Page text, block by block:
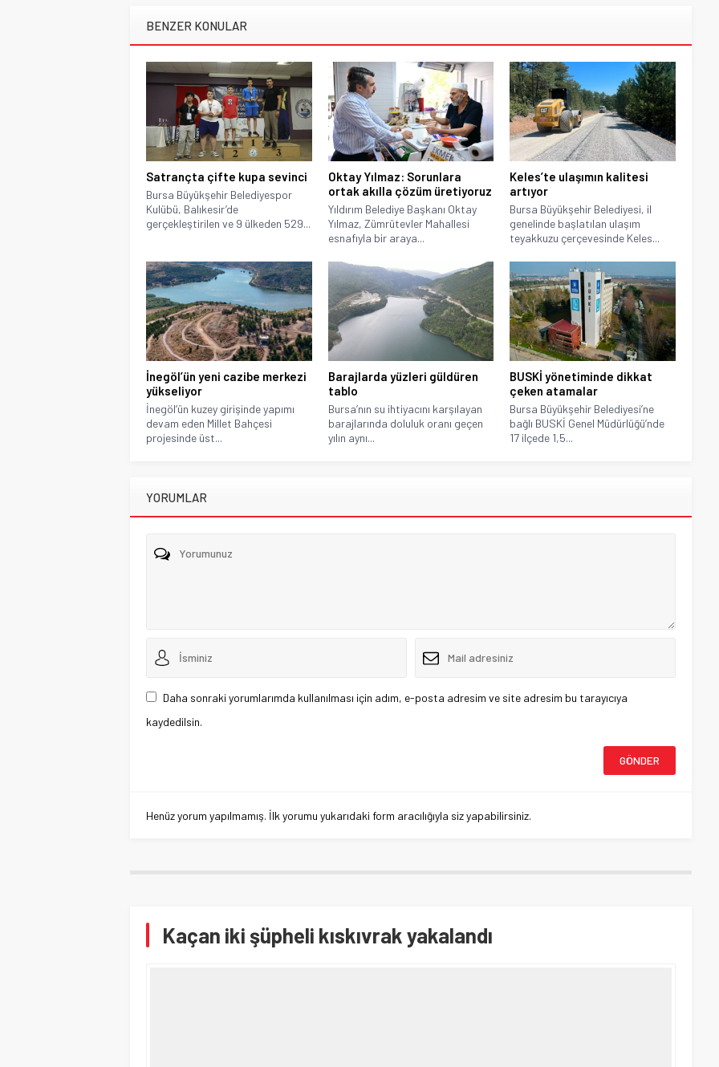
BENZER KONULAR
Satrançta çifte kupa sevinci
Bursa Büyükşehir Belediyespor
Kulübü, Balıkesir’de
gerçekleştirilen ve 9 ülkeden 529...
Oktay Yılmaz: Sorunlara
ortak akılla çözüm üretiyoruz
Yıldırım Belediye Başkanı Oktay
Yılmaz, Zümrütevler Mahallesi
esnafıyla bir araya...
Keles’te ulaşımın kalitesi
artıyor
Bursa Büyükşehir Belediyesi, il
genelinde başlatılan ulaşım
teyakkuzu çerçevesinde Keles...
İnegöl’ün yeni cazibe merkezi
yükseliyor
İnegöl’ün kuzey girişinde yapımı
devam eden Millet Bahçesi
projesinde üst...
Barajlarda yüzleri güldüren
tablo
Bursa’nın su ihtiyacını karşılayan
barajlarında doluluk oranı geçen
yılın aynı...
BUSKİ yönetiminde dikkat
çeken atamalar
Bursa Büyükşehir Belediyesi’ne
bağlı BUSKİ Genel Müdürlüğü’nde
17 ilçede 1,5...
YORUMLAR
Daha sonraki yorumlarımda kullanılması için adım, e-posta adresim ve site adresim bu tarayıcıya
kaydedilsin.
Henüz yorum yapılmamış. İlk yorumu yukarıdaki form aracılığıyla siz yapabilirsiniz.
Kaçan iki şüpheli kıskıvrak yakalandı